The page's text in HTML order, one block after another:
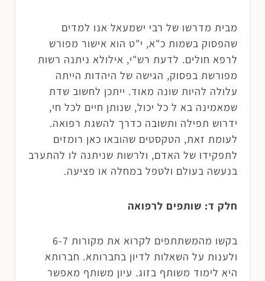
מבית מדרשו של רבי ישמעאל אנו למדים
שהפסוק בשמות כ"א, י"ט הוא אישור מפורש
לרפא חולים. לדעת רש"י, אילולא ניתנה רשות
מפורשת בפסוק, הגישה של היהדות הייתה
עלולה להיות שונה מאוד. ייתכן לחשוב שדת
שמאמינה בא ל כל יכול, שנותן חיים לכל חי,
ידרוש תפילה ותשובה כדרך להשגת רפואה.
לעומת זאת, הטקסטים שהובאו כאן רומזים
לתפקידו של האדם, ולרשות שניתנה לו להתערב
בנעשה בעולם ולטפל במחלה או פציעה.
חלק ד: שותפים לרפואה
בקשו מהמשתתפים לקרוא את מקורות 6-7
ולענות על השאלות לדיון בחברותא. חברותא
היא לימוד משותף בזוג. עיון משותף מאפשר